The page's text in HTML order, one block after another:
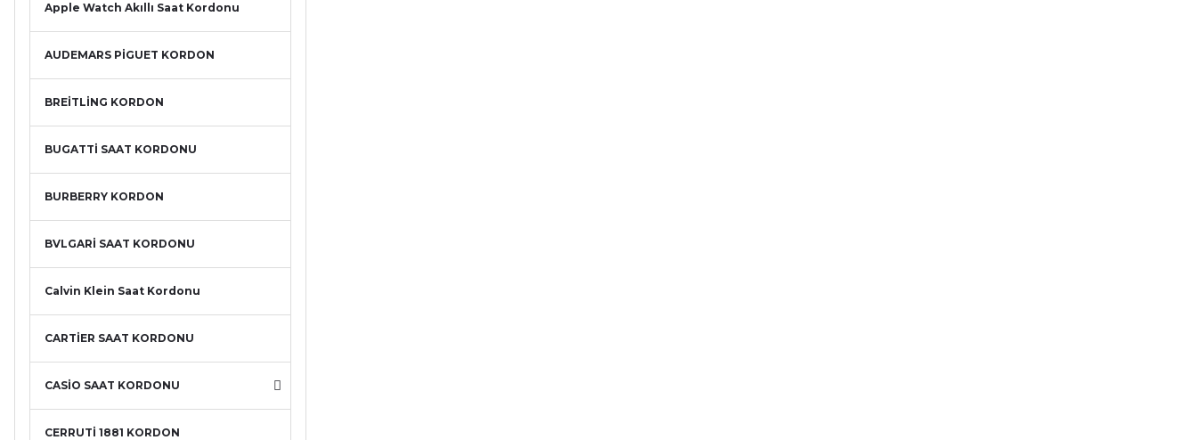
Apple Watch Akıllı Saat Kordonu
AUDEMARS PİGUET KORDON
BREİTLİNG KORDON
BUGATTİ SAAT KORDONU
BURBERRY KORDON
BVLGARİ SAAT KORDONU
Calvin Klein Saat Kordonu
CARTİER SAAT KORDONU
CASİO SAAT KORDONU
CERRUTİ 1881 KORDON